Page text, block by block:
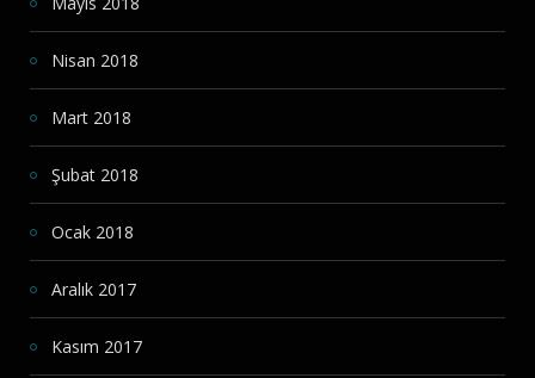
Nisan 2018
Mart 2018
Şubat 2018
Ocak 2018
Aralık 2017
Kasım 2017